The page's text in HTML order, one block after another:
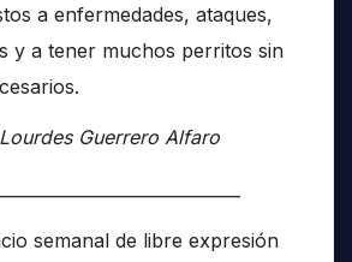
a enfermedades, ataques,
y a tener muchos perritos sin
Guerrero Alfaro
semanal de libre expresión